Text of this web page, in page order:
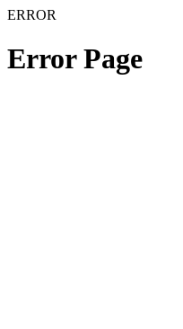
ERROR
Error Page